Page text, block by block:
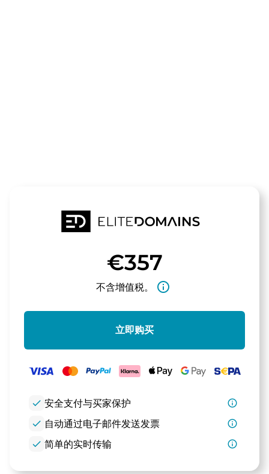
€357
不含增值税。 info_outline
立即购买
check 安全支付与买家保护
info_outline
check 自动通过电子邮件发送发票
info_outline
check 简单的实时传输 info_outline